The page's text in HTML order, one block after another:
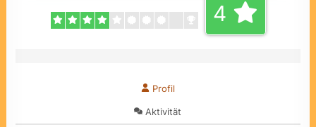
4
Profil
Aktivität